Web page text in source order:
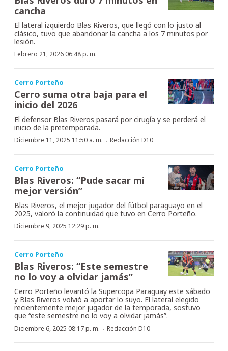
cancha
El lateral izquierdo Blas Riveros, que llegó con lo justo al
clásico, tuvo que abandonar la cancha a los 7 minutos por
lesión.
Febrero 21, 2026 06:48 p. m.
Cerro Porteño
Cerro suma otra baja para el
inicio del 2026
El defensor Blas Riveros pasará por cirugía y se perderá el
inicio de la pretemporada.
Diciembre 11, 2025 11:50 a. m. · Redacción D10
Cerro Porteño
Blas Riveros: “Pude sacar mi
mejor versión”
Blas Riveros, el mejor jugador del fútbol paraguayo en el
2025, valoró la continuidad que tuvo en Cerro Porteño.
Diciembre 9, 2025 12:29 p. m.
Cerro Porteño
Blas Riveros: “Este semestre
no lo voy a olvidar jamás”
Cerro Porteño levantó la Supercopa Paraguay este sábado
y Blas Riveros volvió a aportar lo suyo. El lateral elegido
recientemente mejor jugador de la temporada, sostuvo
que “este semestre no lo voy a olvidar jamás”.
Diciembre 6, 2025 08:17 p. m. · Redacción D10